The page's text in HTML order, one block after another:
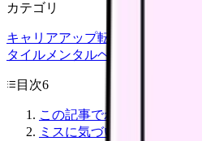
カテゴリ
キャリアアップ転職ガイド
タイル メンタルヘルス
目次6
この記事でわかること
ミスに気づいた瞬間にや